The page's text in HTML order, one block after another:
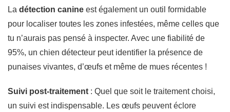
La détection canine est également un outil formidable
pour localiser toutes les zones infestées, même celles que
tu n’aurais pas pensé à inspecter. Avec une fiabilité de
95%, un chien détecteur peut identifier la présence de
punaises vivantes, d’œufs et même de mues récentes !
Suivi post-traitement : Quel que soit le traitement choisi,
un suivi est indispensable. Les œufs peuvent éclore